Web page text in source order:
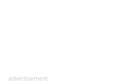
advertisement